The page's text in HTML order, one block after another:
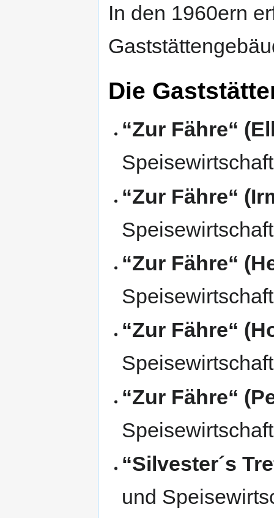
In den 1960ern
Die
“Zur Fähre“
“Zur Fähre“
“Zur Fähre“
“Zur Fähre“
“Zur Fähre“
“Silvester´s
und